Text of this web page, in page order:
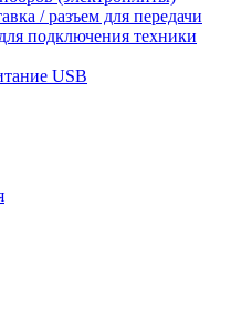
/ разъем для передачи
подключения техники
USB